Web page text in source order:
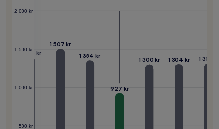
500 kr
1 000 kr
1 500 kr
2 000 kr
1 396 kr
1 507 kr
1 354 kr
927 kr
1 300 kr 1 304 kr 1 316 kr